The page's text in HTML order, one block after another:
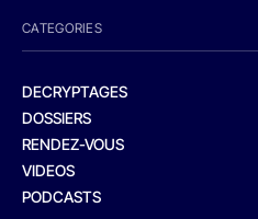
CATEGORIES
DECRYPTAGES
DOSSIERS
RENDEZ-VOUS
VIDEOS
PODCASTS